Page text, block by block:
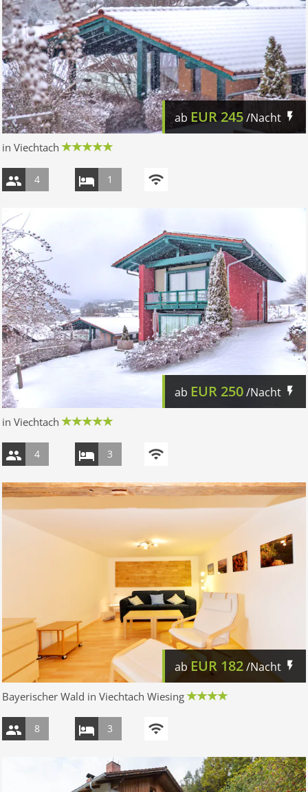
ab EUR245/Nacht
in Viechtach
4 1
ab EUR 250/Nacht
in Viechtach
4 3
ab EUR 182/Nacht
Bayerischer Wald in Viechtach Wiesing
8 3